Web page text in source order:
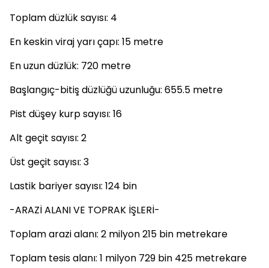
Toplam düzlük sayısı: 4
En keskin viraj yarı çapı: 15 metre
En uzun düzlük: 720 metre
Başlangıç-bitiş düzlüğü uzunluğu: 655.5 metre
Pist düşey kurp sayısı: 16
Alt geçit sayısı: 2
Üst geçit sayısı: 3
Lastik bariyer sayısı: 124 bin
-ARAZİ ALANI VE TOPRAK İŞLERİ-
Toplam arazi alanı: 2 milyon 215 bin metrekare
Toplam tesis alanı: 1 milyon 729 bin 425 metrekare